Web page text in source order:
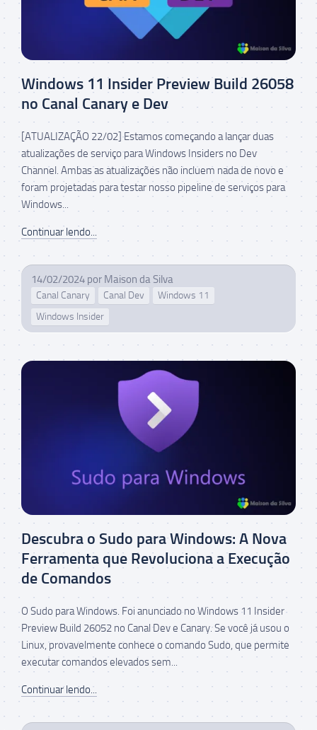
Windows 11 Insider Preview Build 26058
no Canal Canary e Dev
[ATUALIZAÇÃO 22/02] Estamos começando a lançar duas
atualizações de serviço para Windows Insiders no Dev
Channel. Ambas as atualizações não incluem nada de novo e
foram projetadas para testar nosso pipeline de serviços para
Windows...
Continuar lendo...
14/02/2024 por Maison da Silva
Canal Canary Canal Dev
Windows 11
Windows Insider
Descubra o Sudo para Windows: A Nova
Ferramenta que Revoluciona a Execução
de Comandos
O Sudo para Windows. Foi anunciado no Windows 11 Insider
Preview Build 26052 no Canal Dev e Canary. Se você já usou o
Linux, provavelmente conhece o comando Sudo, que permite
executar comandos elevados sem...
Continuar lendo...